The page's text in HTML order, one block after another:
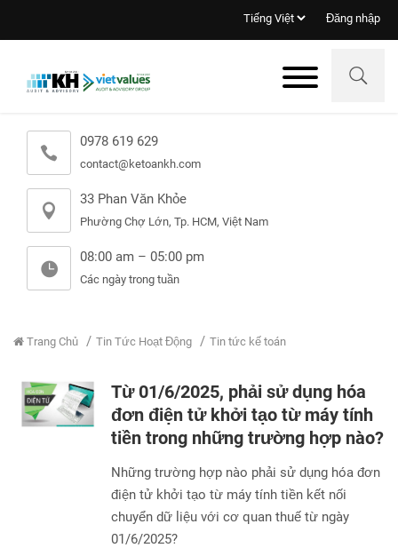
Đăng nhập
0978 619 629
contact@ketoankh.com
33 Phan Văn Khỏe
Phường Chợ Lớn, Tp. HCM, Việt Nam
08:00 am – 05:00 pm
Các ngày trong tuần
Trang Chủ Tin Tức Hoạt Động Tin tức kế toán
Từ 01/6/2025, phải sử dụng hóa
đơn điện tử khởi tạo từ máy tính
tiền trong những trường hợp nào?
Những trường hợp nào phải sử dụng hóa đơn
điện tử khởi tạo từ máy tính tiền kết nối
chuyển dữ liệu với cơ quan thuế từ ngày
01/6/2025?